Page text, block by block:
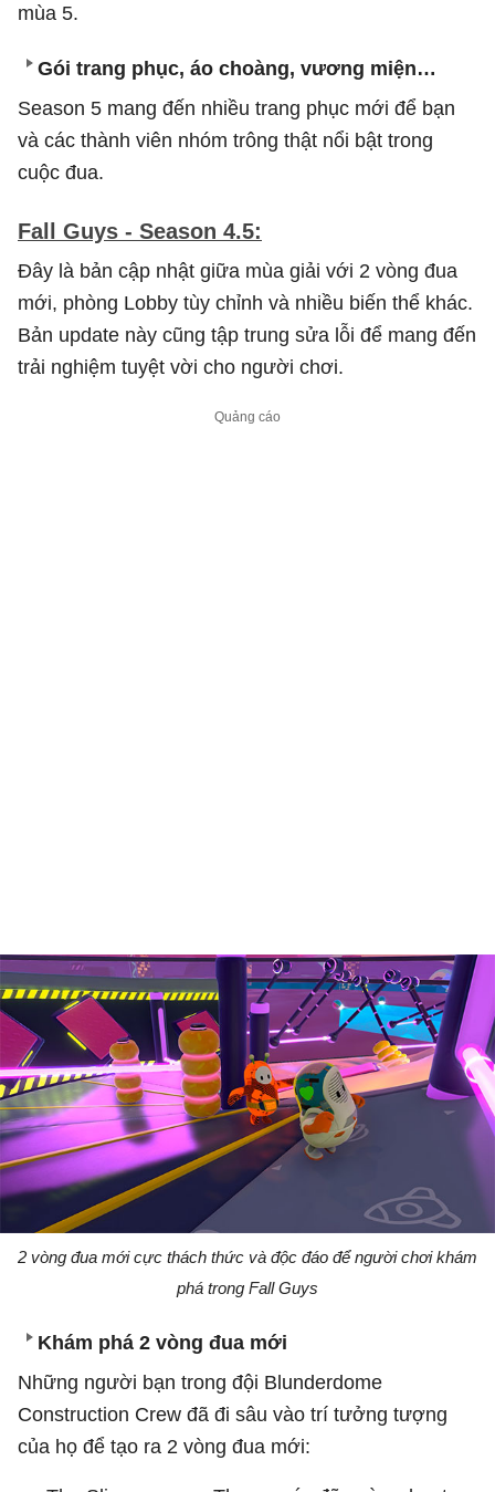
mùa 5.
Gói trang phục, áo choàng, vương miện…
Season 5 mang đến nhiều trang phục mới để bạn
và các thành viên nhóm trông thật nổi bật trong
cuộc đua.
Fall Guys - Season 4.5:
Đây là bản cập nhật giữa mùa giải với 2 vòng đua
mới, phòng Lobby tùy chỉnh và nhiều biến thể khác.
Bản update này cũng tập trung sửa lỗi để mang đến
trải nghiệm tuyệt vời cho người chơi.
2 vòng đua mới cực thách thức và độc đáo để người chơi khám
phá trong Fall Guys
Khám phá 2 vòng đua mới
Những người bạn trong đội Blunderdome
Construction Crew đã đi sâu vào trí tưởng tượng
của họ để tạo ra 2 vòng đua mới: